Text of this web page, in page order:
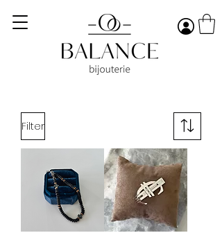
Filter